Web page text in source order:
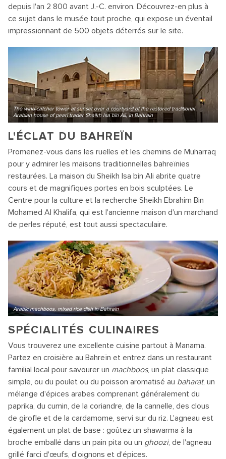
depuis l'an 2 800 avant J.-C. environ. Découvrez-en plus à
ce sujet dans le musée tout proche, qui expose un éventail
impressionnant de 500 objets déterrés sur le site.
The wind-catcher tower at sunset over a courtyard of the restored traditional
Arabian house of pearl trader Shaikh Isa bin Ali, in Bahrain
L'ÉCLAT DU BAHREÏN
Promenez-vous dans les ruelles et les chemins de Muharraq
pour y admirer les maisons traditionnelles bahreïnies
restaurées. La maison du Sheikh Isa bin Ali abrite quatre
cours et de magnifiques portes en bois sculptées. Le
Centre pour la culture et la recherche Sheikh Ebrahim Bin
Mohamed Al Khalifa, qui est l'ancienne maison d'un marchand
de perles réputé, est tout aussi spectaculaire.
Arabic machboos, mixed rice dish in Bahrain
SPÉCIALITÉS CULINAIRES
Vous trouverez une excellente cuisine partout à Manama.
Partez en croisière au Bahreïn et entrez dans un restaurant
familial local pour savourer un machboos, un plat classique
simple, ou du poulet ou du poisson aromatisé au baharat, un
mélange d'épices arabes comprenant généralement du
paprika, du cumin, de la coriandre, de la cannelle, des clous
de girofle et de la cardamome, servi sur du riz. L'agneau est
également un plat de base : goûtez un shawarma à la
broche emballé dans un pain pita ou un ghoozi, de l'agneau
grillé farci d'œufs, d'oignons et d'épices.